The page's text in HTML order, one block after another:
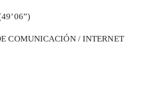
COMUNICACIÓN / INTERNET